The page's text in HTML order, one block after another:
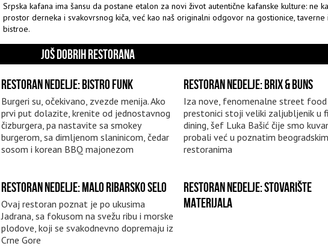
Srpska kafana ima šansu da postane etalon za novi život autentične kafanske kulture: ne
prostor derneka i svakovrsnog kiča, već kao naš originalni odgovor na gostionice, taverne i
bistroe.
JOŠ DOBRIH RESTORANA
RESTORAN NEDELJE: BISTRO FUNK
Burgeri su, očekivano, zvezde menija. Ako
prvi put dolazite, krenite od jednostavnog
čizburgera, pa nastavite sa smokey
burgerom, sa dimljenom slaninicom, čedar
sosom i korean BBQ majonezom
RESTORAN NEDELJE: BRIX & BUNS
Iza nove, fenomenalne street food
prestonici stoji veliki zaljubljenik u
dining, šef Luka Bašić čije smo
probali već u poznatim beogradskim
restoranima
RESTORAN NEDELJE: MALO RIBARSKO SELO
Ovaj restoran poznat je po ukusima
Jadrana, sa fokusom na svežu ribu i morske
plodove, koji se svakodnevno dopremaju iz
Crne Gore
RESTORAN NEDELJE: STOVARIŠTE
MATERIJALA